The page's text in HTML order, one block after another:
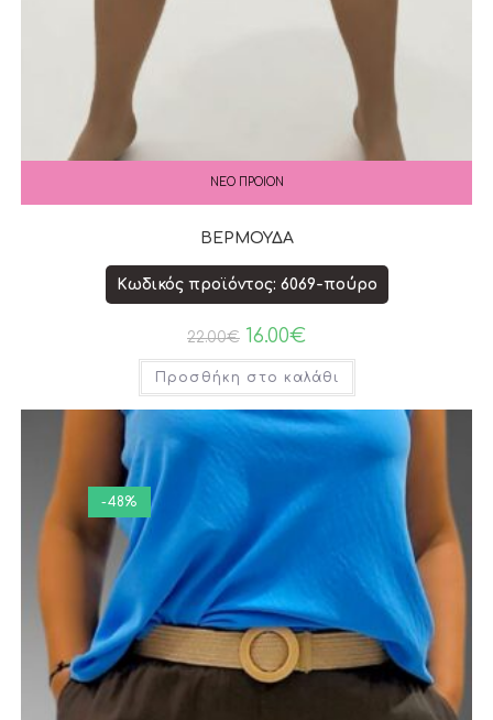
ΝΕΟ ΠΡΟΙΟΝ
ΒΕΡΜΟΥΔΑ
Κωδικός προϊόντος: 6069-πούρο
22.00€ 16.00€
Προσθήκη στο καλάθι
-48%